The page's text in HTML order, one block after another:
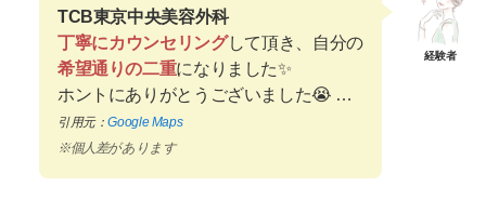
経験者
TCB東京中央美容外科
丁寧にカウンセリングして頂き、自分の
希望通りの二重になりました✨
ホントにありがとうございました😭 …
引用元：Google Maps
※個人差があります